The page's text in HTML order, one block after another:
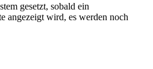
gesetzt, sobald ein
angezeigt wird, es werden noch